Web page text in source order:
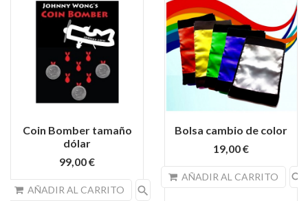
Coin Bomber tamaño
dólar
99,00 €
AÑADIR AL CARRITO search
Bolsa cambio de color
19,00 €
AÑADIR AL CARRITO search